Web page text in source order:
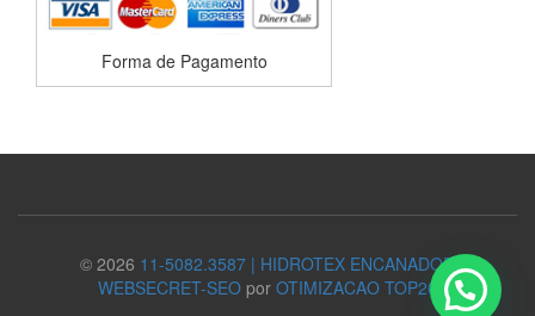
Forma de Pagamento
© 2026 11-5082.3587 | HIDROTEX ENCANADOR
WEBSECRET-SEO por OTIMIZACAO TOP20